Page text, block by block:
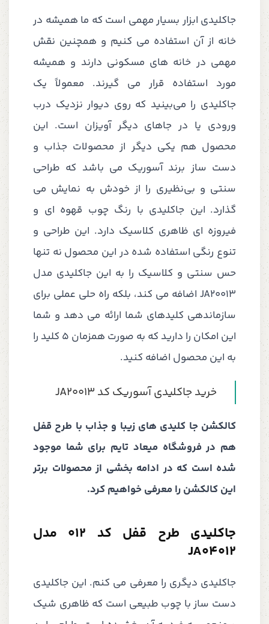
جاکلیدی ابزار بسیار مهمی است که ما همیشه در
خانه از آن استفاده می کنیم و همچنین نقش
مهمی در خانه های مسکونی دارند و همیشه
مورد استفاده قرار می گیرند. معمولاً یک
جاکلیدی را می‌بینید که روی دیوار نزدیک درب
ورودی یا در جاهای دیگر آویزان است. این
محصول هم یکی دیگر از محصولات جذاب و
دست ساز برند آسوریک می باشد که طراحی
سنتی و بی‌نظیری را از خودش به نمایش می
گذارد. این جاکلیدی با رنگ چوب قهوه ای و
فیروزه ای ظاهری کلاسیک دارد. این طراحی و
تنوع رنگی استفاده شده در این محصول نه تنها
حس سنتی و کلاسیک را به این جاکلیدی مدل
JA20013 اضافه می کند، بلکه راه حلی عملی برای
سازماندهی کلیدهای شما ارائه می دهد و شما
این امکان را دارید که به صورت همزمان 5 کلید را
به این محصول اضافه کنید.
خرید جاکلیدی آسوریک کد JA20013
کالکشن جا کلیدی های زیبا و جذاب با طرح قفل
هم در فروشگاه میعاد تایم برای شما موجود
شده است که در ادامه بخشی از محصولات برتر
این کالکشن را معرفی خواهیم کرد.
جاکلیدی طرح قفل کد 012 مدل
JA04012
جاکلیدی دیگری را معرفی می کنم. این جاکلیدی
دست ساز با چوب طبیعی است که ظاهری شیک